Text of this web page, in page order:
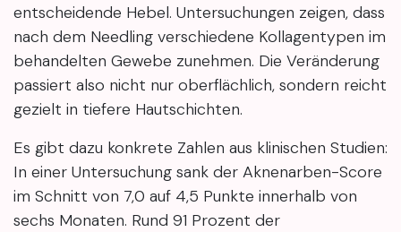
entscheidende Hebel. Untersuchungen zeigen, dass
nach dem Needling verschiedene Kollagentypen im
behandelten Gewebe zunehmen. Die Veränderung
passiert also nicht nur oberflächlich, sondern reicht
gezielt in tiefere Hautschichten.
Es gibt dazu konkrete Zahlen aus klinischen Studien:
In einer Untersuchung sank der Aknenarben-Score
im Schnitt von 7,0 auf 4,5 Punkte innerhalb von
sechs Monaten. Rund 91 Prozent der